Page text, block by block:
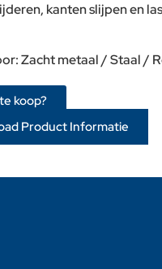
kanten slijpen en
Zacht metaal / Staal /
koop?
Product Informatie